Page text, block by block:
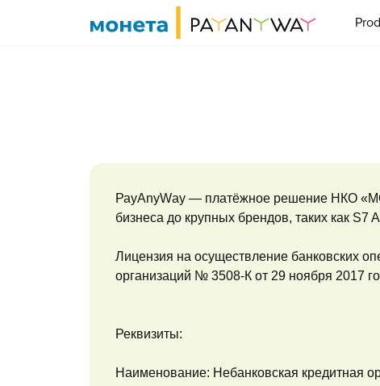
РауАnуWау — платёжное решение НКО
бизнеса до крупных брендов, таких как
Лицензия на осуществление банковских
организаций № 3508-К от 29 ноября 2017
Реквизиты:
Наименование: Небанковская кредитная